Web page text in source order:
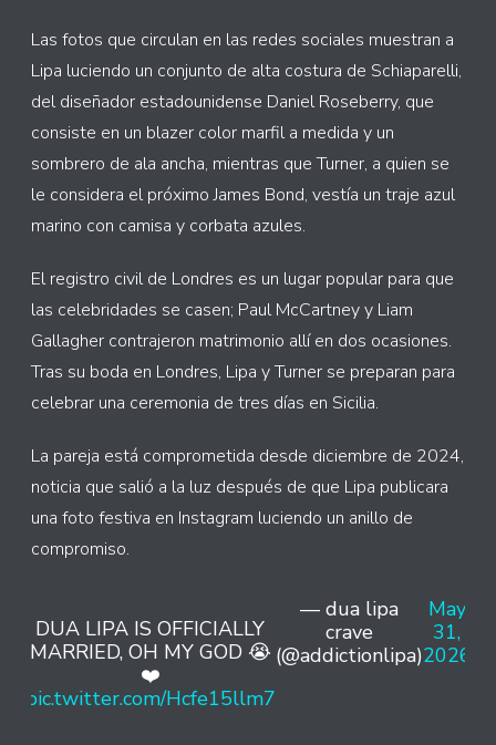
Las fotos que circulan en las redes sociales muestran a
Lipa luciendo un conjunto de alta costura de Schiaparelli,
del diseñador estadounidense Daniel Roseberry, que
consiste en un blazer color marfil a medida y un
sombrero de ala ancha, mientras que Turner, a quien se
le considera el próximo James Bond, vestía un traje azul
marino con camisa y corbata azules.
El registro civil de Londres es un lugar popular para que
las celebridades se casen; Paul McCartney y Liam
Gallagher contrajeron matrimonio allí en dos ocasiones.
Tras su boda en Londres, Lipa y Turner se preparan para
celebrar una ceremonia de tres días en Sicilia.
La pareja está comprometida desde diciembre de 2024,
noticia que salió a la luz después de que Lipa publicara
una foto festiva en Instagram luciendo un anillo de
compromiso.
DUA LIPA IS OFFICIALLY
MARRIED, OH MY GOD 😭
❤️
pic.twitter.com/Hcfe15llm7
— dua lipa
crave
(@addictionlipa)
May
31,
2026